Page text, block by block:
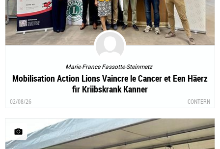
Marie-France Fassotte-Steinmetz
Mobilisation Action Lions Vaincre le Cancer et Een Häerz
fir Kriibskrank Kanner
02/08/26 CONTERN